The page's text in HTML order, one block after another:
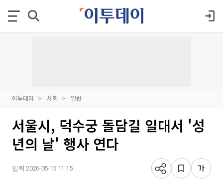
이투데이 사회 일반
서울시, 덕수궁 돌담길 일대서 '성
년의 날' 행사 연다
입력 2026-05-15 11:15